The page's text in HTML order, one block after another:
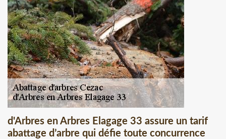
d'Arbres en Arbres Elagage 33 assure un tarif
abattage d’arbre qui défie toute concurrence